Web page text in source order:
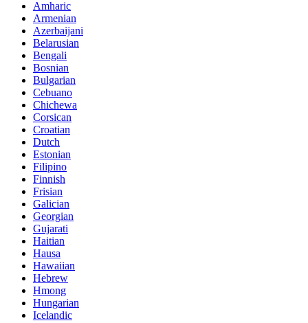
Amharic
Armenian
Azerbaijani
Belarusian
Bengali
Bosnian
Bulgarian
Cebuano
Chichewa
Corsican
Croatian
Dutch
Estonian
Filipino
Finnish
Frisian
Galician
Georgian
Gujarati
Haitian
Hausa
Hawaiian
Hebrew
Hmong
Hungarian
Icelandic